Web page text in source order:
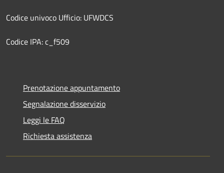
Codice univoco Ufficio: UFWDCS
Codice IPA: c_f509
Prenotazione appuntamento
Segnalazione disservizio
Leggi le FAQ
Richiesta assistenza